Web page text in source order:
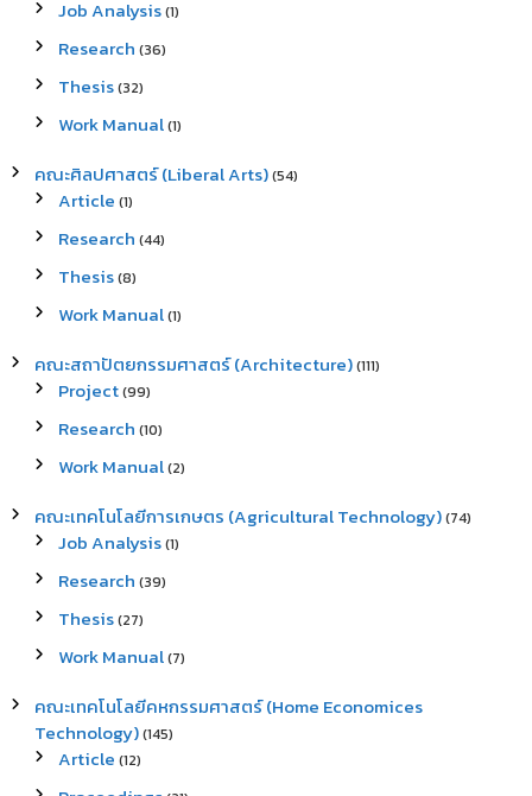
Job Analysis(1)
Research (36)
Thesis(32)
Work Manual(1)
คณะศิลปศาสตร์ (Liberal Arts)(54)
Article (1)
Research (44)
Thesis(8)
Work Manual(1)
คณะสถาปัตยกรรมศาสตร์ (Architecture)(111)
Project(99)
Research (10)
Work Manual(2)
คณะเทคโนโลยีการเกษตร (Agricultural Technology)(74)
Job Analysis(1)
Research (39)
Thesis(27)
Work Manual(7)
คณะเทคโนโลยีคหกรรมศาสตร์ (Home Economices
Technology)(145)
Article (12)